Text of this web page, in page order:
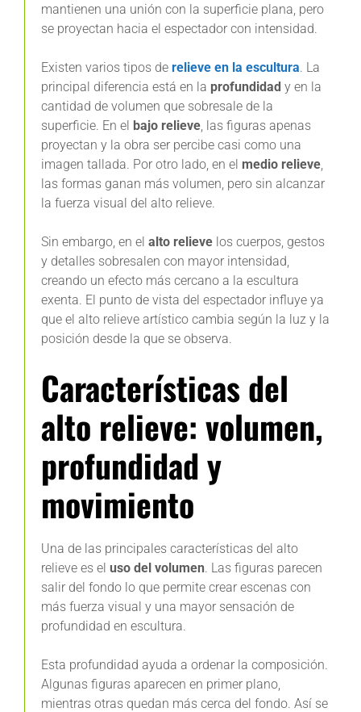
mantienen una unión con la superficie plana, pero
se proyectan hacia el espectador con intensidad.
Existen varios tipos de relieve en la escultura. La
principal diferencia está en la profundidad y en la
cantidad de volumen que sobresale de la
superficie. En el bajo relieve, las figuras apenas
proyectan y la obra ser percibe casi como una
imagen tallada. Por otro lado, en el medio relieve,
las formas ganan más volumen, pero sin alcanzar
la fuerza visual del alto relieve.
Sin embargo, en el alto relieve los cuerpos, gestos
y detalles sobresalen con mayor intensidad,
creando un efecto más cercano a la escultura
exenta. El punto de vista del espectador influye ya
que el alto relieve artístico cambia según la luz y la
posición desde la que se observa.
Características del
alto relieve: volumen,
profundidad y
movimiento
Una de las principales características del alto
relieve es el uso del volumen. Las figuras parecen
salir del fondo lo que permite crear escenas con
más fuerza visual y una mayor sensación de
profundidad en escultura.
Esta profundidad ayuda a ordenar la composición.
Algunas figuras aparecen en primer plano,
mientras otras quedan más cerca del fondo. Así se